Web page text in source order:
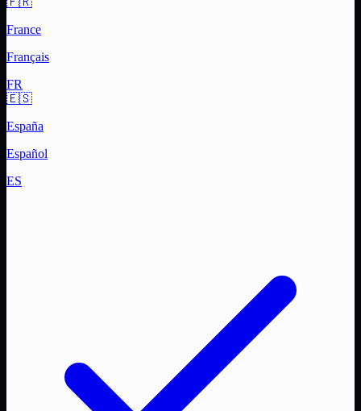
France
Français
FR
🇪🇸
España
Español
ES